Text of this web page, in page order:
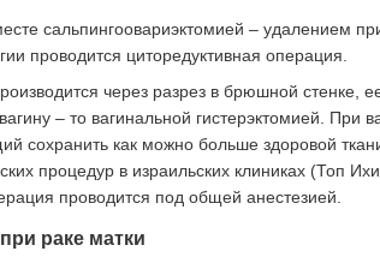
сальпингоовариэктомией – удалением
проводится циторедуктивная операция.
через разрез в брюшной стенке,
– то вагинальной гистерэктомией. При
сохранить как можно больше здоровой
процедур в израильских клиниках (Топ
проводится под общей анестезией.
раке матки